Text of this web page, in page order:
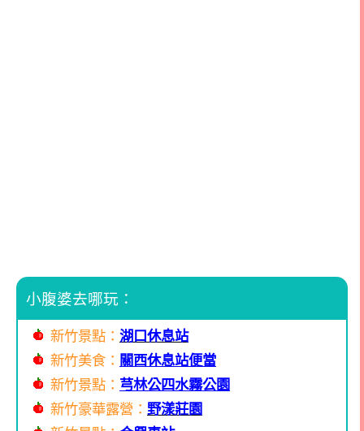
小腹婆去哪玩：
新竹景點： 湖口休息站
新竹美食： 關西休息站便當
新竹景點： 芎林公四水霧公園
新竹豪華露營： 野漾莊園